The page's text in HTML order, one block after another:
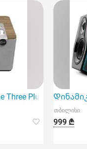
Plus Walnut
თბილისი
999 ₾